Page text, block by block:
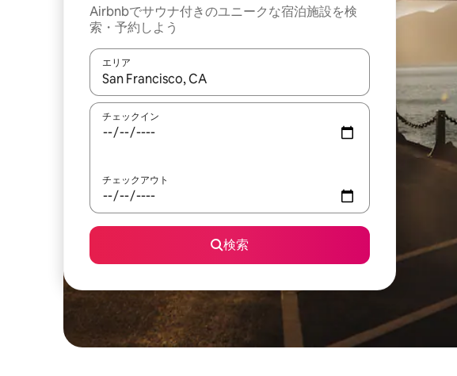
Airbnbでサウナ付きのユニークな宿泊施設を検
索・予約しよう
エリア
検索結果が表示されたら、上下の矢印キーを使って移動するか、画面
チェックイン
チェックアウト
検索